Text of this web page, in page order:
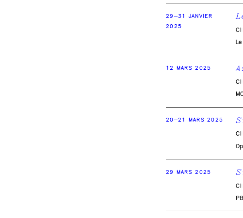
29–31 JANVIER
2025
12 MARS 2025
20–21 MARS 2025
29 MARS 2025